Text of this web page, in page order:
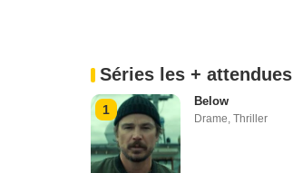
Séries les + attendues
1
Below
Drame Thriller